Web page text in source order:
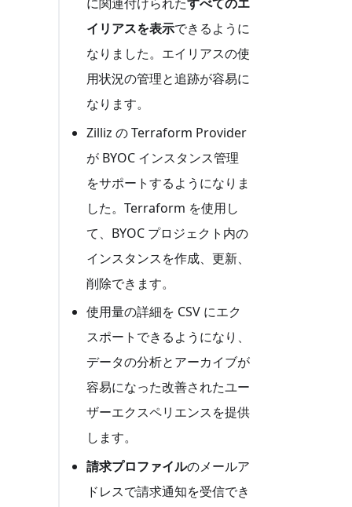
イリアスを表示できるように
なりました。エイリアスの使
用状況の管理と追跡が容易に
なります。
Zilliz の Terraform Provider
が BYOC インスタンス管理
をサポートするようになりま
した。Terraform を使用し
て、BYOC プロジェクト内の
インスタンスを作成、更新、
削除できます。
使用量の詳細を CSV にエク
スポートできるようになり、
データの分析とアーカイブが
容易になった改善されたユー
ザーエクスペリエンスを提供
します。
請求プロファイルのメールア
ドレスで請求通知を受信でき